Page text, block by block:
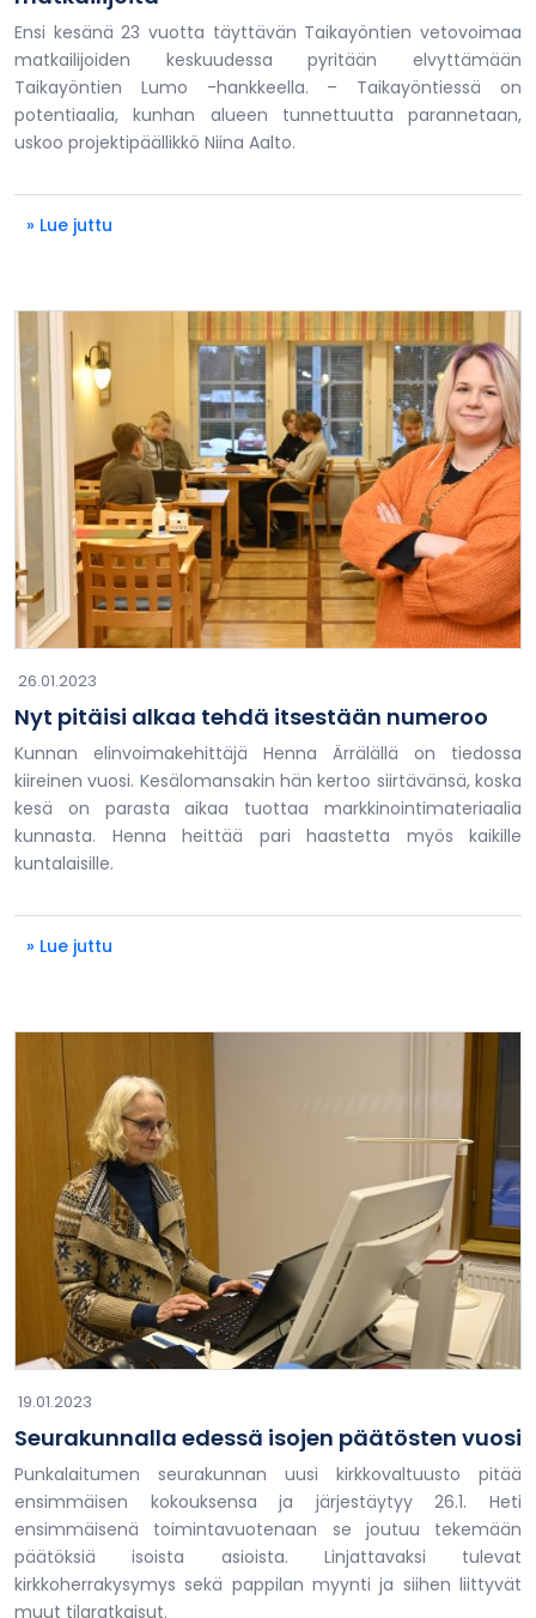
Ensi kesänä 23 vuotta täyttävän Taikayöntien vetovoimaa
matkailijoiden keskuudessa pyritään elvyttämään
Taikayöntien Lumo -hankkeella. – Taikayöntiessä on
potentiaalia, kunhan alueen tunnettuutta parannetaan,
uskoo projektipäällikkö Niina Aalto.
» Lue juttu
26.01.2023
Nyt pitäisi alkaa tehdä itsestään numeroo
Kunnan elinvoimakehittäjä Henna Ärrälällä on tiedossa
kiireinen vuosi. Kesälomansakin hän kertoo siirtävänsä, koska
kesä on parasta aikaa tuottaa markkinointimateriaalia
kunnasta. Henna heittää pari haastetta myös kaikille
kuntalaisille.
» Lue juttu
19.01.2023
Seurakunnalla edessä isojen päätösten vuosi
Punkalaitumen seurakunnan uusi kirkkovaltuusto pitää
ensimmäisen kokouksensa ja järjestäytyy 26.1. Heti
ensimmäisenä toimintavuotenaan se joutuu tekemään
päätöksiä isoista asioista. Linjattavaksi tulevat
kirkkoherrakysymys sekä pappilan myynti ja siihen liittyvät
muut tilaratkaisut.